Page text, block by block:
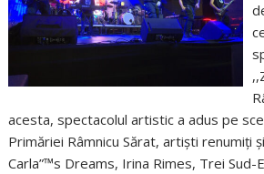
acesta, spectacolul artistic a adus pe
Primăriei Râmnicu Sărat, artiști renumiți
Carla”™s Dreams, Irina Rimes, Trei Sud-